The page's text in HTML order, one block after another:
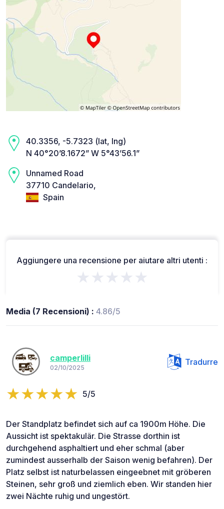
40.3356, -5.7323 (lat, lng)
N 40°20’8.1672” W 5°43’56.1”
Unnamed Road
37710 Candelario,
Spain
Aggiungere una recensione per aiutare altri utenti :
★★★★★
Media (7 Recensioni) : 4.86/5
camperlilli
02/10/2025
Tradurre
5/5
Der Standplatz befindet sich auf ca 1900m Höhe. Die
Aussicht ist spektakulär. Die Strasse dorthin ist
durchgehend asphaltiert und eher schmal (aber
zumindest ausserhalb der Saison wenig befahren). Der
Platz selbst ist naturbelassen eingeebnet mit gröberen
Steinen, sehr groß und ziemlich eben. Wir standen hier
zwei Nächte ruhig und ungestört.